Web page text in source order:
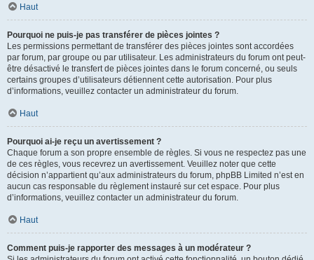
Haut
Pourquoi ne puis-je pas transférer de pièces jointes ?
Les permissions permettant de transférer des pièces jointes sont accordées
par forum, par groupe ou par utilisateur. Les administrateurs du forum ont peut-
être désactivé le transfert de pièces jointes dans le forum concerné, ou seuls
certains groupes d’utilisateurs détiennent cette autorisation. Pour plus
d’informations, veuillez contacter un administrateur du forum.
Haut
Pourquoi ai-je reçu un avertissement ?
Chaque forum a son propre ensemble de règles. Si vous ne respectez pas une
de ces règles, vous recevrez un avertissement. Veuillez noter que cette
décision n’appartient qu’aux administrateurs du forum, phpBB Limited n’est en
aucun cas responsable du règlement instauré sur cet espace. Pour plus
d’informations, veuillez contacter un administrateur du forum.
Haut
Comment puis-je rapporter des messages à un modérateur ?